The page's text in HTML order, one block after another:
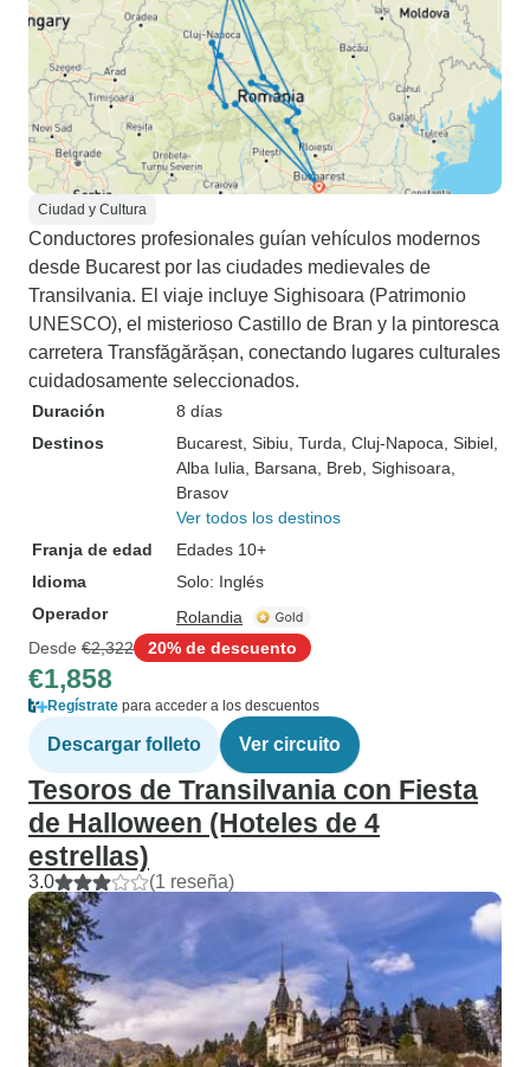
Ciudad y Cultura
Conductores profesionales guían vehículos modernos
desde Bucarest por las ciudades medievales de
Transilvania. El viaje incluye Sighisoara (Patrimonio
UNESCO), el misterioso Castillo de Bran y la pintoresca
carretera Transfăgărășan, conectando lugares culturales
cuidadosamente seleccionados.
Duración
8 días
Destinos
Bucarest , Sibiu , Turda , Cluj-Napoca , Sibiel
Alba Iulia , Barsana , Breb , Sighisoara
Brasov
Ver todos los destinos
Franja de edad
Edades 10+
Idioma
Solo: Inglés
Operador
Rolandia
Desde €2,322 20% de descuento
€1,858
Regístrate para acceder a los descuentos
Descargar folleto Ver circuito
Tesoros de Transilvania con Fiesta
de Halloween (Hoteles de 4
estrellas)
3.0 (1 reseña)